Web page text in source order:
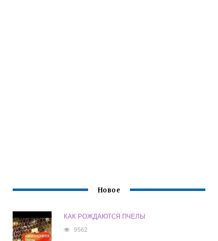
Новое
КАК РОЖДАЮТСЯ ПЧЕЛЫ
9562